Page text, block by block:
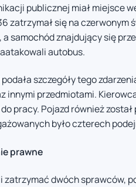
publicznej miał miejsce
zatrzymał się na
a samochód znajdujący się
autobus.
szczegóły tego
innymi przedmiotami.
pracy. Pojazd również
było czterech
prawne
zatrzymać dwóch sprawców,